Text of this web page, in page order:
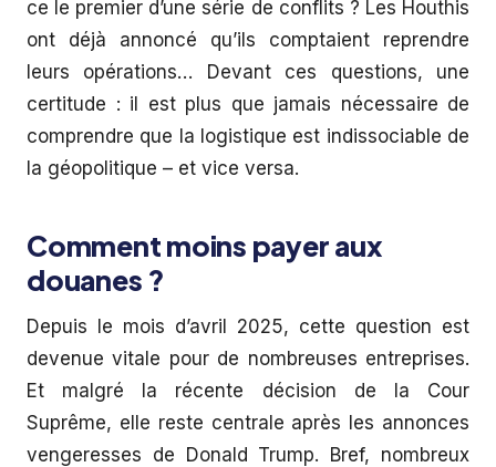
ce le premier d’une série de conflits ? Les Houthis
ont déjà annoncé qu’ils comptaient reprendre
leurs opérations… Devant ces questions, une
certitude : il est plus que jamais nécessaire de
comprendre que la logistique est indissociable de
la géopolitique – et vice versa.
Comment moins payer aux
douanes ?
Depuis le mois d’avril 2025, cette question est
devenue vitale pour de nombreuses entreprises.
Et malgré la récente décision de la Cour
Suprême, elle reste centrale après les annonces
vengeresses de Donald Trump. Bref, nombreux